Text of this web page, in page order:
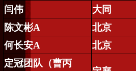
闫伟 大同
陈文彬A 北京
何长安A 北京
定冠团队（曹丙